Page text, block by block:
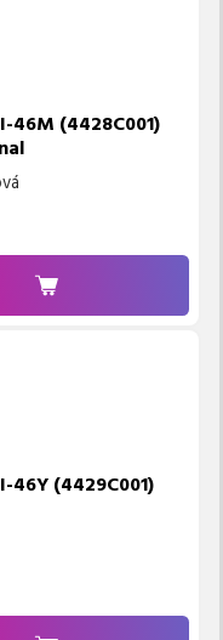
46M (4428C001)
46Y (4429C001)